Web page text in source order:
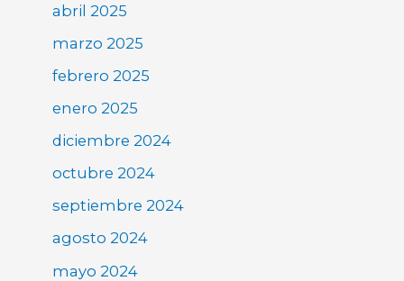
abril 2025
marzo 2025
febrero 2025
enero 2025
diciembre 2024
octubre 2024
septiembre 2024
agosto 2024
mayo 2024